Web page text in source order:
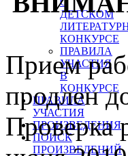
ДЕТСКОМ
КОНКУРСЕ
ПРАВИЛА
УЧАСТИЯ
В
КОНКУРСЕ
ПРАВИЛА
УЧАСТИЯ
ПРОИЗВЕДЕНИЯ
ПОИСК
ПРОИЗВЕДЕНИЙ
Прием
продлен
Проверка